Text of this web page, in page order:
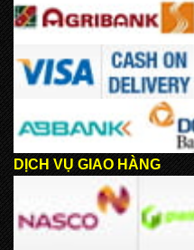
DỊCH VỤ GIAO HÀNG